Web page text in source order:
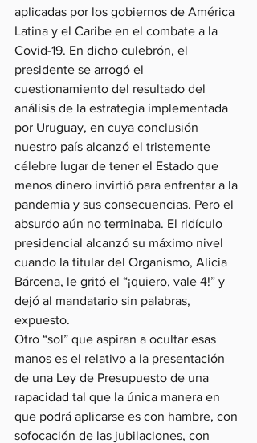
aplicadas por los gobiernos de América
Latina y el Caribe en el combate a la
Covid-19. En dicho culebrón, el
presidente se arrogó el
cuestionamiento del resultado del
análisis de la estrategia implementada
por Uruguay, en cuya conclusión
nuestro país alcanzó el tristemente
célebre lugar de tener el Estado que
menos dinero invirtió para enfrentar a la
pandemia y sus consecuencias. Pero el
absurdo aún no terminaba. El ridículo
presidencial alcanzó su máximo nivel
cuando la titular del Organismo, Alicia
Bárcena, le gritó el “¡quiero, vale 4!” y
dejó al mandatario sin palabras,
expuesto.
Otro “sol” que aspiran a ocultar esas
manos es el relativo a la presentación
de una Ley de Presupuesto de una
rapacidad tal que la única manera en
que podrá aplicarse es con hambre, con
sofocación de las jubilaciones, con